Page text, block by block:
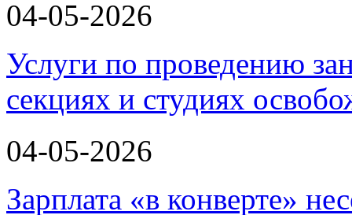
04-05-2026
Услуги по проведению
секциях и студиях
04-05-2026
Зарплата «в конверте»